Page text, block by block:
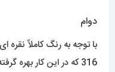
دوام
با توجه به رنگ کاملاً
316 که در این کار